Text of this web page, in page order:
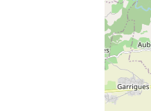
respectons
sont très utiles pour